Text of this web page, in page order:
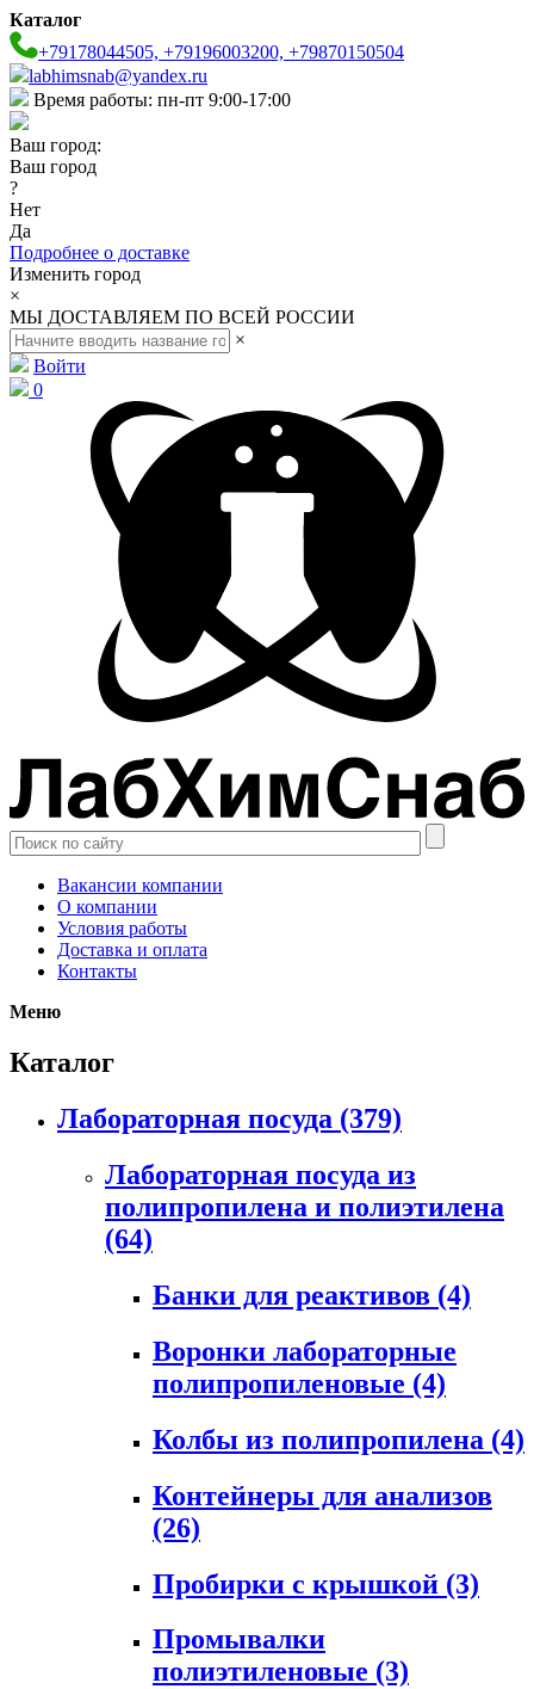
Каталог
+79178044505, +79196003200, +79870150504
labhimsnab@yandex.ru
Время работы: пн-пт 9:00-17:00
Ваш город:
Ваш город
?
Нет
Да
Подробнее о доставке
Изменить город
×
МЫ ДОСТАВЛЯЕМ ПО ВСЕЙ РОССИИ
×
Войти
0
Вакансии компании
О компании
Условия работы
Доставка и оплата
Контакты
Меню
Каталог
Лабораторная посуда (379)
Лабораторная посуда из
полипропилена и полиэтилена
(64)
Банки для реактивов (4)
Воронки лабораторные
полипропиленовые (4)
Колбы из полипропилена (4)
Контейнеры для анализов
(26)
Пробирки с крышкой (3)
Промывалки
полиэтиленовые (3)